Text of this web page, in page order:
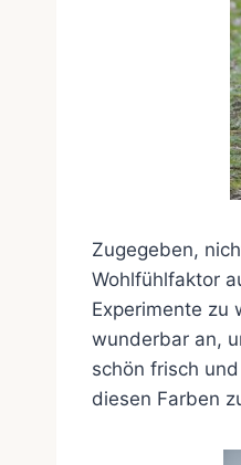
Zugegeben,
Wohlfühlfaktor
Experimente zu
wunderbar an,
schön frisch
diesen Farben